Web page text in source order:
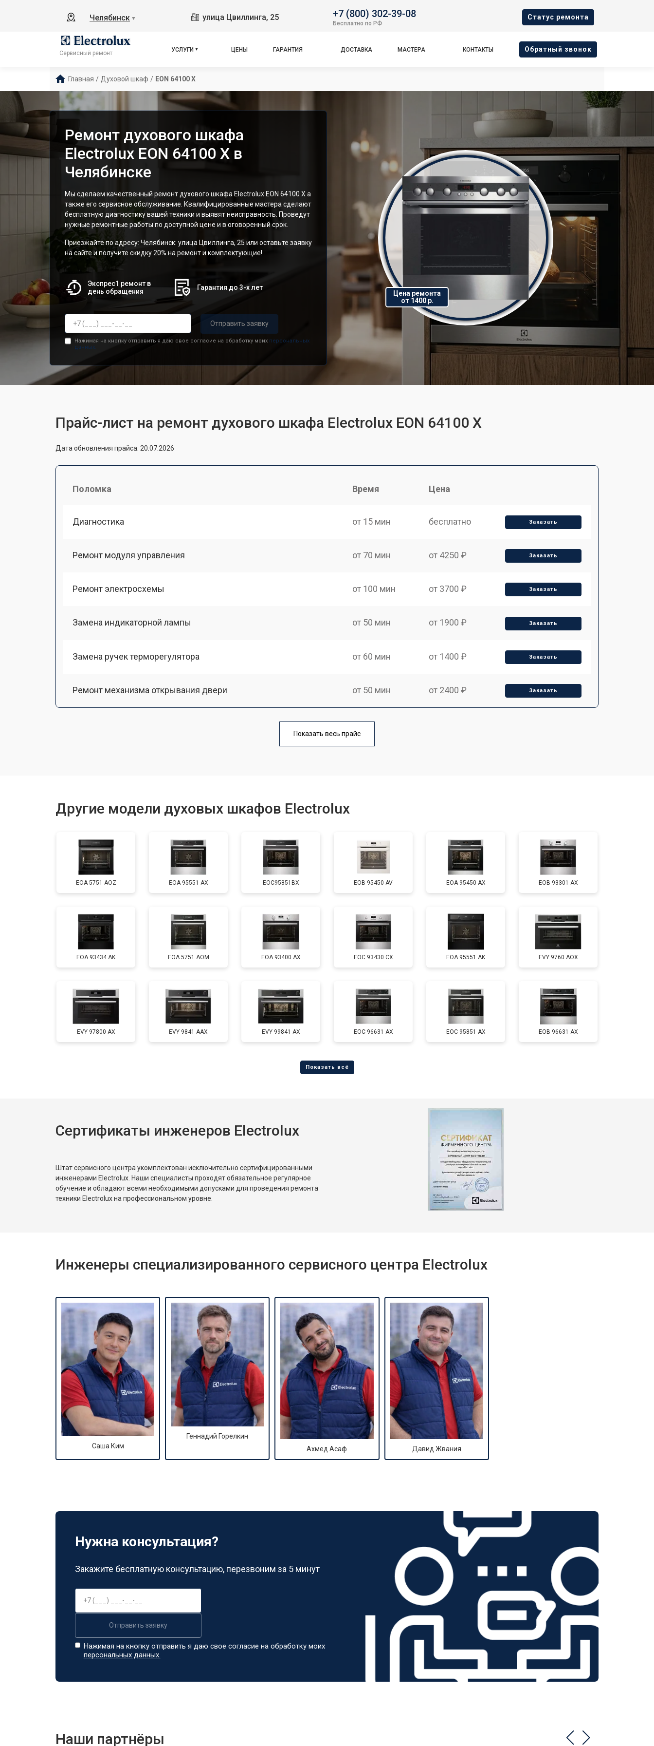
Челябинск ▼ улица Цвиллинга, 25 +7 (800) 302-39-08
Бесплатно по РФ
Cтатус ремонта
Сервисный ремонт
УСЛУГИ ЦЕНЫ ГАРАНТИЯ ДОСТАВКА МАСТЕРА КОНТАКТЫ Oбратный звонок
Главная / Духовой шкаф / EON 64100 X
Ремонт духового шкафа
Electrolux EON 64100 X в
Челябинске
Мы сделаем качественный ремонт духового шкафа Electrolux EON 64100 X а
также его сервисное обслуживание. Квалифицированные мастера сделают
бесплатную диагностику вашей техники и выявят неисправность. Проведут
нужные ремонтные работы по доступной цене и в оговоренный срок.
Приезжайте по адресу: Челябинск: улица Цвиллинга, 25 или оставьте заявку
на сайте и получите скидку 20% на ремонт и комплектующие!
Экспрес1 ремонт в
день обращения
Гарантия до 3-х лет
Отправить заявку
Нажимая на кнопку отправить я даю свое согласие на обработку моих персональных
данных.
Цена ремонта
от 1400 р.
Прайс-лист на ремонт духового шкафа Electrolux EON 64100 X
Дата обновления прайса: 20.07.2026
Поломка Время Цена
Диагностика от 15 мин бесплатно Заказать
Ремонт модуля управления от 70 мин от 4250 ₽ Заказать
Ремонт электросхемы от 100 мин от 3700 ₽ Заказать
Замена индикаторной лампы от 50 мин от 1900 ₽ Заказать
Замена ручек терморегулятора от 60 мин от 1400 ₽ Заказать
Ремонт механизма открывания двери от 50 мин от 2400 ₽ Заказать
от 90 мин
Замена панели управления от 120 мин от 4500 ₽ Заказать
Показать весь прайс
Другие модели духовых шкафов Electrolux
EOA 5751 AOZ EOA 95551 AX EOC95851BX EOB 95450 AV EOA 95450 AX EOB 93301 AX
EOA 93434 AK EOA 5751 AOM EOA 93400 AX EOC 93430 CX EOA 95551 AK EVY 9760 AOX
EVY 97800 AX EVY 9841 AAX EVY 99841 AX EOC 96631 AX EOC 95851 AX EOB 96631 AX
Сертификаты инженеров Electrolux
Штат сервисного центра укомплектован исключительно сертифицированными
инженерами Electrolux. Наши специалисты проходят обязательное регулярное
обучение и обладают всеми необходимыми допусками для проведения ремонта
техники Electrolux на профессиональном уровне.
Инженеры специализированного сервисного центра Electrolux
Саша Ким
Геннадий Горелкин
Ахмед Асаф
Давид Жвания
Нужна консультация?
Закажите бесплатную консультацию, перезвоним за 5 минут
Отправить заявку
Нажимая на кнопку отправить я даю свое согласие на обработку моих
персональных данных.
Наши партнёры